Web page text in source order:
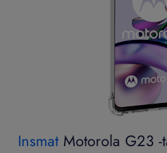
Insmat Motorola G23